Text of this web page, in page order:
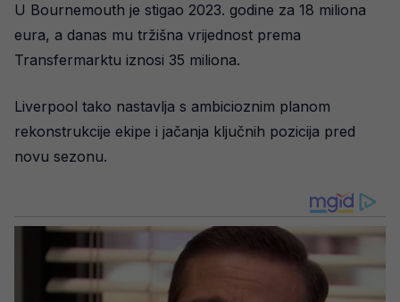
U Bournemouth je stigao 2023. godine za 18 miliona
eura, a danas mu tržišna vrijednost prema
Transfermarktu iznosi 35 miliona.
Liverpool tako nastavlja s ambicioznim planom
rekonstrukcije ekipe i jačanja ključnih pozicija pred
novu sezonu.